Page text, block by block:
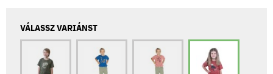
VÁLASSZ VARIÁNST